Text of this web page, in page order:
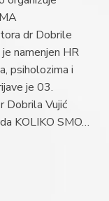
dr Dobrile
namenjen HR
psiholozima i
je 03.
Dobrila Vujić
KOLIKO SMO…